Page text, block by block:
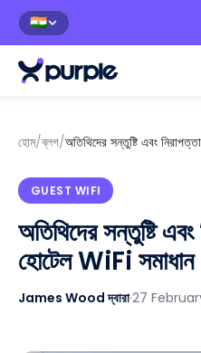
🇮🇳
হোম/ব্লগ/অতিথিদের সন্তুষ্টি এবং
GUEST WIFI
অতিথিদের সন্তুষ্টি এবং
হোটেল WiFi সমাধান
James Wood দ্বারা·27